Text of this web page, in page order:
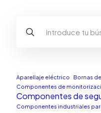
Aparellaje eléctrico
Bornas
Componentes de
Componentes de
Componentes industriales